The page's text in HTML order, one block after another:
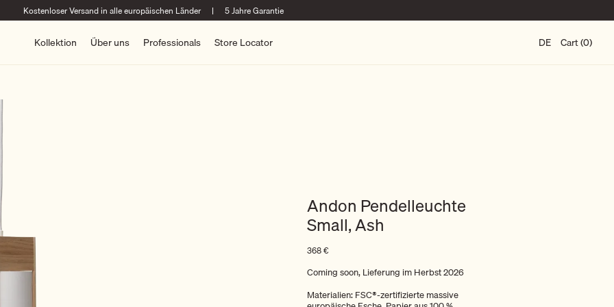
Kostenloser Versand in alle europäischen Länder | 5 Jahre Garantie
Kollektion Über uns Professionals Store Locator DE Cart (0)
Andon Pendelleuchte
Small, Ash
368€
Coming soon, Lieferung im Herbst 2026
Materialien: FSC®-zertifizierte massive